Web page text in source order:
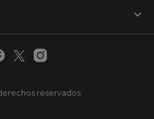
reservados.
